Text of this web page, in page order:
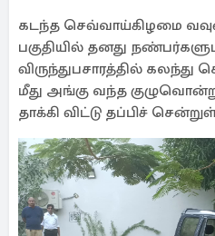
கடந்த செவ்வாய்கிழமை
பகுதியில் தனது
விருந்துபசாரத்தில்
மீது அங்கு வந்த
தாக்கி விட்டு தப்பிச்